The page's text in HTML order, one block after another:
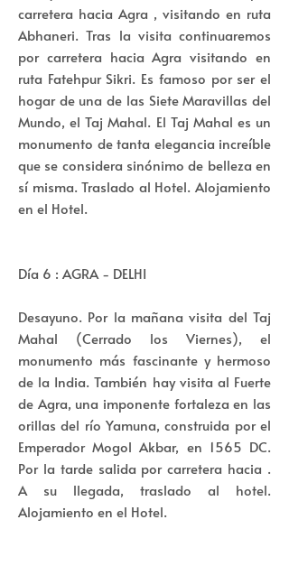
carretera hacia Agra , visitando en ruta
Abhaneri. Tras la visita continuaremos
por carretera hacia Agra visitando en
ruta Fatehpur Sikri. Es famoso por ser el
hogar de una de las Siete Maravillas del
Mundo, el Taj Mahal. El Taj Mahal es un
monumento de tanta elegancia increíble
que se considera sinónimo de belleza en
sí misma. Traslado al Hotel. Alojamiento
en el Hotel.
Día 6 : AGRA - DELHI
Desayuno. Por la mañana visita del Taj
Mahal (Cerrado los Viernes), el
monumento más fascinante y hermoso
de la India. También hay visita al Fuerte
de Agra, una imponente fortaleza en las
orillas del río Yamuna, construida por el
Emperador Mogol Akbar, en 1565 DC.
Por la tarde salida por carretera hacia .
A su llegada, traslado al hotel.
Alojamiento en el Hotel.